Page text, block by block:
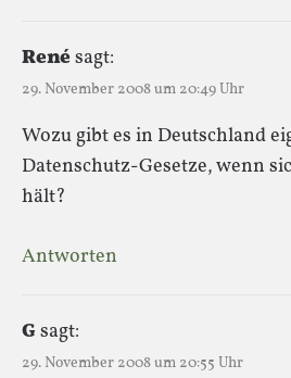
Renésagt:
29. November 2008 um 20:49 Uhr
Wozu gibt es in Deutschland
Datenschutz-Gesetze, wenn
hält?
Antworten
G sagt:
29. November 2008 um 20:55 Uhr